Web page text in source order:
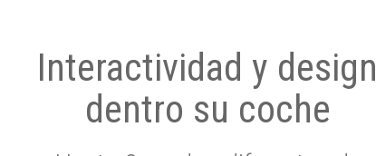
Interactividad y design
dentro su coche